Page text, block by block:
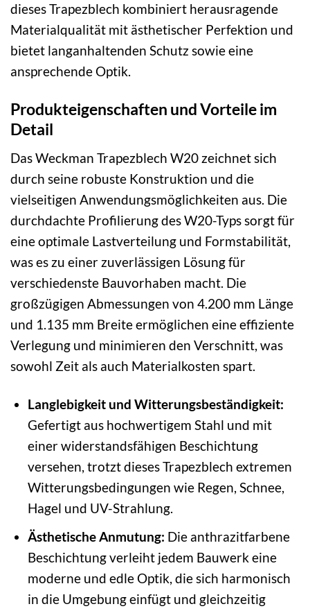
dieses Trapezblech kombiniert herausragende
Materialqualität mit ästhetischer Perfektion und
bietet langanhaltenden Schutz sowie eine
ansprechende Optik.
Produkteigenschaften und Vorteile im
Detail
Das Weckman Trapezblech W20 zeichnet sich
durch seine robuste Konstruktion und die
vielseitigen Anwendungsmöglichkeiten aus. Die
durchdachte Profilierung des W20-Typs sorgt für
eine optimale Lastverteilung und Formstabilität,
was es zu einer zuverlässigen Lösung für
verschiedenste Bauvorhaben macht. Die
großzügigen Abmessungen von 4.200 mm Länge
und 1.135 mm Breite ermöglichen eine effiziente
Verlegung und minimieren den Verschnitt, was
sowohl Zeit als auch Materialkosten spart.
Langlebigkeit und Witterungsbeständigkeit:
Gefertigt aus hochwertigem Stahl und mit
einer widerstandsfähigen Beschichtung
versehen, trotzt dieses Trapezblech extremen
Witterungsbedingungen wie Regen, Schnee,
Hagel und UV-Strahlung.
Ästhetische Anmutung: Die anthrazitfarbene
Beschichtung verleiht jedem Bauwerk eine
moderne und edle Optik, die sich harmonisch
in die Umgebung einfügt und gleichzeitig